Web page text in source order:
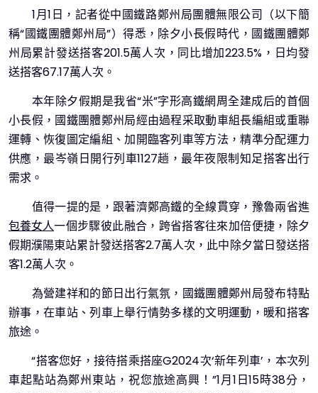
1月1日，記者從中國鐵路鄭州局團體無限公司（以下簡
稱“國鐵團體鄭州局”）得悉，除夕小長假時代，國鐵團體鄭
州局累計發送搭客201.5萬人次，同比增加223.5%，日均發
送搭客67.17萬人次。
本年除夕假期是我省“米”字形高鐵網周全建成后的首個
小長假，國鐵團體鄭州局經由過程采取動車組長編組或重聯
運轉、恢復圖定編組、加開臨客列車等方法，精準分配運力
供應，最岑嶺日開行列車1127趟，最年夜限制知足搭客出行
需求。
值得一提的是，跟著濟鄭高鐵的全線貫穿，豫魯兩省進
包養女人一個步驟彼此融合，跨省搭客往來加倍便捷，除夕
假期濮陽東站累計發送搭客2.7萬人次，此中除夕當日發送搭
客1.2萬人次。
為營建祥和的節日出行氣氛，國鐵團體鄭州局發布特點
辦事，在車站、列車上舉行情勢多樣的文明運動，暖和搭客
旅途。
“搭客您好，接待搭乘搭座G2024次‘新年列車’，本次列
車起點站為鄭州東站，祝您旅途高興！”1月1日15時38分，